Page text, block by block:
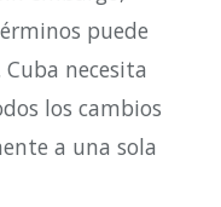
puede
necesita
los cambios
a una sola